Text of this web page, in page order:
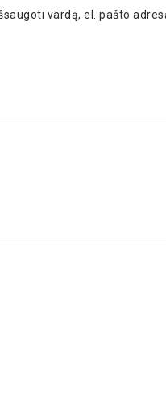
vardą, el. pašto